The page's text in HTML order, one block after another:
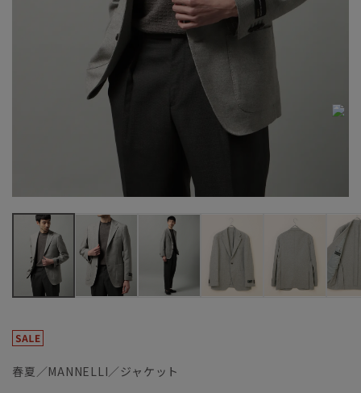
春夏／MANNELLI／ジャケット